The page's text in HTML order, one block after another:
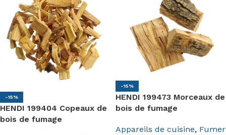
-15%
HENDI 199404 Copeaux de
bois de fumage
-15%
HENDI 199473 Morceaux de
bois de fumage
Appareils de cuisine, Fumer